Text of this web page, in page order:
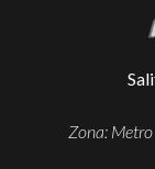
Zona: